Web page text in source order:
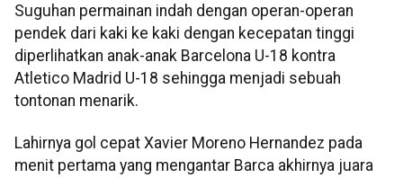
Suguhan permainan indah dengan operan-operan
pendek dari kaki ke kaki dengan kecepatan tinggi
diperlihatkan anak-anak Barcelona U-18 kontra
Atletico Madrid U-18 sehingga menjadi sebuah
tontonan menarik.
Lahirnya gol cepat Xavier Moreno Hernandez pada
menit pertama yang mengantar Barca akhirnya juara